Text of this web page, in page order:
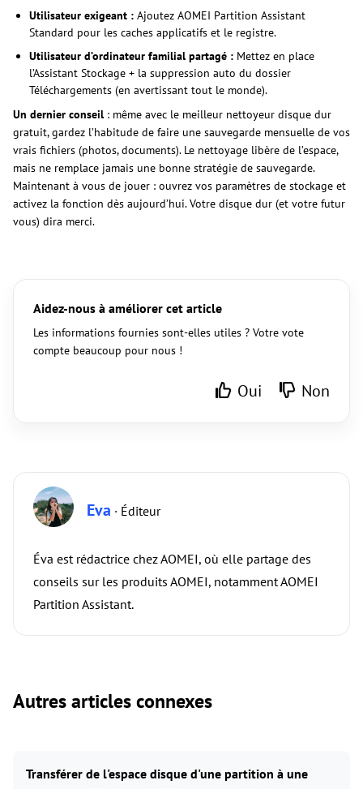
Utilisateur exigeant : Ajoutez AOMEI Partition Assistant
Standard pour les caches applicatifs et le registre.
Utilisateur d’ordinateur familial partagé : Mettez en place
l’Assistant Stockage + la suppression auto du dossier
Téléchargements (en avertissant tout le monde).
Un dernier conseil : même avec le meilleur nettoyeur disque dur
gratuit, gardez l’habitude de faire une sauvegarde mensuelle de vos
vrais fichiers (photos, documents). Le nettoyage libère de l’espace,
mais ne remplace jamais une bonne stratégie de sauvegarde.
Maintenant à vous de jouer : ouvrez vos paramètres de stockage et
activez la fonction dès aujourd’hui. Votre disque dur (et votre futur
vous) dira merci.
Aidez-nous à améliorer cet article
Les informations fournies sont-elles utiles ? Votre vote
compte beaucoup pour nous !
Oui Non
Eva · Éditeur
Éva est rédactrice chez AOMEI, où elle partage des
conseils sur les produits AOMEI, notamment AOMEI
Partition Assistant.
Autres articles connexes
Transférer de l'espace disque d'une partition à une